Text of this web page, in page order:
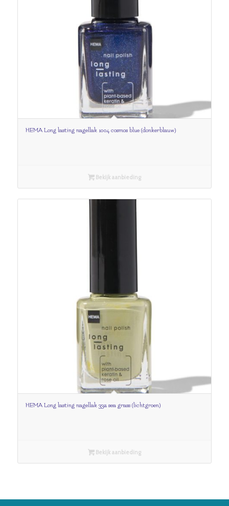
HEMA Long lasting nagellak 1004 cosmos blue (donkerblauw)
Bekijk aanbieding
HEMA Long lasting nagellak 332 sea grass (lichtgroen)
Bekijk aanbieding